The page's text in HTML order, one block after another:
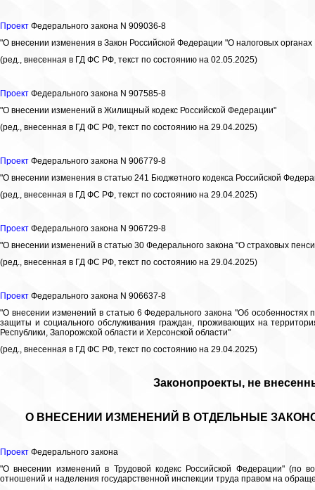
Проект Федерального закона N 909036-8
"О внесении изменения в Закон Российской Федерации "О налоговых
(ред., внесенная в ГД ФС РФ, текст по состоянию на 02.05.2025)
Проект Федерального закона N 907585-8
"О внесении изменений в Жилищный кодекс Российской Федерации"
(ред., внесенная в ГД ФС РФ, текст по состоянию на 29.04.2025)
Проект Федерального закона N 906779-8
"О внесении изменения в статью 241 Бюджетного кодекса Российской
(ред., внесенная в ГД ФС РФ, текст по состоянию на 29.04.2025)
Проект Федерального закона N 906729-8
"О внесении изменений в статью 30 Федерального закона "О страховых
(ред., внесенная в ГД ФС РФ, текст по состоянию на 29.04.2025)
Проект Федерального закона N 906637-8
"О внесении изменений в статью 6 Федерального закона "Об особенностях
защиты и социального обслуживания граждан, проживающих на
Республики, Запорожской области и Херсонской области"
(ред., внесенная в ГД ФС РФ, текст по состоянию на 29.04.2025)
Законопроекты, не
О ВНЕСЕНИИ ИЗМЕНЕНИЙ В ОТДЕЛЬНЫЕ
Проект Федерального закона
"О внесении изменений в Трудовой кодекс Российской Федерации" (по
отношений и наделения государственной инспекции труда правом на